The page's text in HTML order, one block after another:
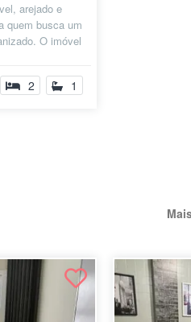
arejado e
quem busca um
O imóvel
2 1